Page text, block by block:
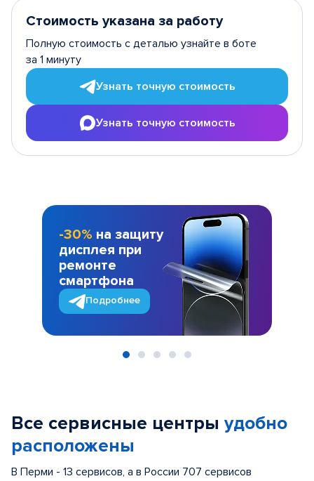
Стоимость указана за работу
Полную стоимость с деталью узнайте в боте
за 1 минуту
Узнать точную стоимость
Узнать точную стоимость
-30% на защиту
дисплея при
ремонте
смартфона
Подробнее
Все сервисные центры удобно
расположены
В Перми - 13 сервисов, а в России 707 сервисов